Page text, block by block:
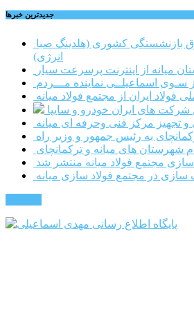
جديدترين خبرها
انرژی)
میانه از اینترنت پرسرعت سیار
اسماعیلــی نماینده مـــردم
ایران از مجتمع فولاد میانه
شرکت های ایران خودرو و سایپا
به رئیس جمهور و وزیر راه
شهرستان های میانه و ترکمانچای
در مجتمع فولاد سازی میانه